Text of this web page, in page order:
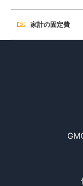
家計の固定費